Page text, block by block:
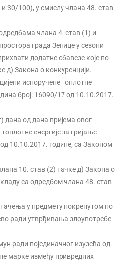
30/100), у смислу члана 48. став
члана 4. став (1) и
града Зенице у сезони
додатне обавезе које по
д) Закона о конкуренцији.
испоручене топлотне
број: 16090/17 од 10.10.2017.
дана од дана пријема овог
енергије за гријање
10.10.2017. године, са Законом
10. став (2) тачке д) Закона о
са одредбом члана 48. став
у предмету покренутом по
ради утврђивања злоупотребе
ради појединачног изузећа од
марке између привредних